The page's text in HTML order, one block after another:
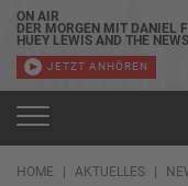
ON AIR
DER MORGEN MIT DANIEL
HUEY LEWIS AND THE
JETZT ANHÖREN
HOME AKTUELLES